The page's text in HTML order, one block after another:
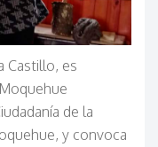
Castillo, es
de la
y convoca